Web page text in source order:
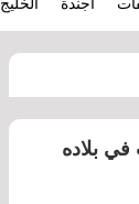
في بلاده